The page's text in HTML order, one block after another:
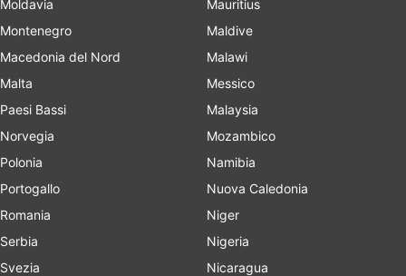
Moldavia
Montenegro
Macedonia del Nord
Malta
Paesi Bassi
Norvegia
Polonia
Portogallo
Romania
Serbia
Svezia
Mauritius
Maldive
Malawi
Messico
Malaysia
Mozambico
Namibia
Nuova Caledonia
Niger
Nigeria
Nicaragua